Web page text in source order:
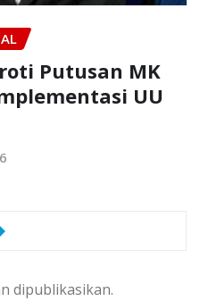
Putusan MK
UU
dipublikasikan.